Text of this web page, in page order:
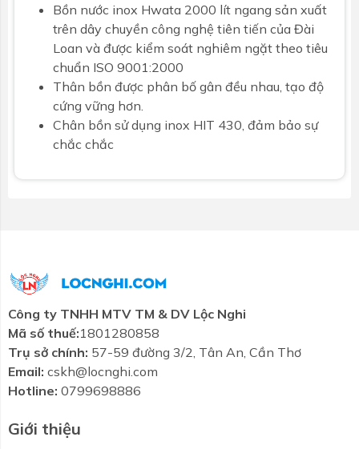
Bồn nước inox Hwata 2000 lít ngang sản xuất
trên dây chuyền công nghệ tiên tiến của Đài
Loan và được kiểm soát nghiêm ngặt theo tiêu
chuẩn ISO 9001:2000
Thân bồn được phân bố gân đều nhau, tạo độ
cứng vững hơn.
Chân bồn sử dụng inox HIT 430, đảm bảo sự
chắc chắc
Công ty TNHH MTV TM & DV Lộc Nghi
Mã số thuế:1801280858
Trụ sở chính: 57-59 đường 3/2, Tân An, Cần Thơ
Email: cskh@locnghi.com
Hotline: 0799698886
Giới thiệu